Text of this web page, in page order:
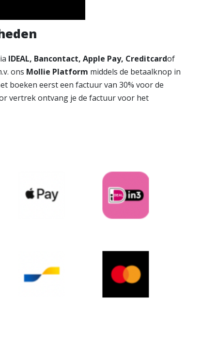
IDEAL, Bancontact, Apple Pay, Creditcardof
ons Mollie Platform middels de betaalknop in
boeken eerst een factuur van 30% voor de
vertrek ontvang je de factuur voor het